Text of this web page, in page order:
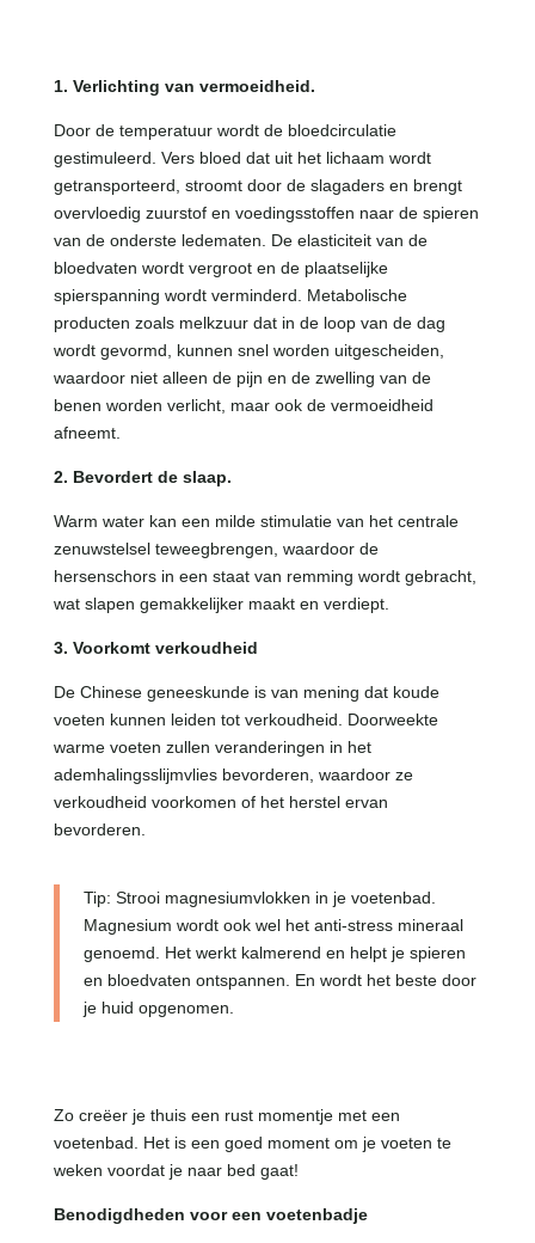
1. Verlichting van vermoeidheid.
Door de temperatuur wordt de bloedcirculatie
gestimuleerd. Vers bloed dat uit het lichaam wordt
getransporteerd, stroomt door de slagaders en brengt
overvloedig zuurstof en voedingsstoffen naar de spieren
van de onderste ledematen. De elasticiteit van de
bloedvaten wordt vergroot en de plaatselijke
spierspanning wordt verminderd. Metabolische
producten zoals melkzuur dat in de loop van de dag
wordt gevormd, kunnen snel worden uitgescheiden,
waardoor niet alleen de pijn en de zwelling van de
benen worden verlicht, maar ook de vermoeidheid
afneemt.
2. Bevordert de slaap.
Warm water kan een milde stimulatie van het centrale
zenuwstelsel teweegbrengen, waardoor de
hersenschors in een staat van remming wordt gebracht,
wat slapen gemakkelijker maakt en verdiept.
3. Voorkomt verkoudheid
De Chinese geneeskunde is van mening dat koude
voeten kunnen leiden tot verkoudheid. Doorweekte
warme voeten zullen veranderingen in het
ademhalingsslijmvlies bevorderen, waardoor ze
verkoudheid voorkomen of het herstel ervan
bevorderen.
Tip: Strooi magnesiumvlokken in je voetenbad.
Magnesium wordt ook wel het anti-stress mineraal
genoemd. Het werkt kalmerend en helpt je spieren
en bloedvaten ontspannen. En wordt het beste door
je huid opgenomen.
Zo creëer je thuis een rust momentje met een
voetenbad. Het is een goed moment om je voeten te
weken voordat je naar bed gaat!
Benodigdheden voor een voetenbadje